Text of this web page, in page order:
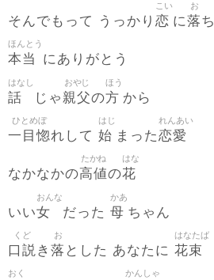
そんでもって うっかり 恋
こい
に落
お
本当
ほんとう
にありがとう
話
はなし
じゃ 親父
おやじ
の方
ほう
から
一目惚
ひとめぼ
れして 始
はじ
まった恋愛
れんあい
なかなかの高値
たかね
の花
はな
いい女
おんな
だった 母
かあ
ちゃん
口説
くど
き 落
お
とした あなたに 花束
はなたば
おく かんしゃ